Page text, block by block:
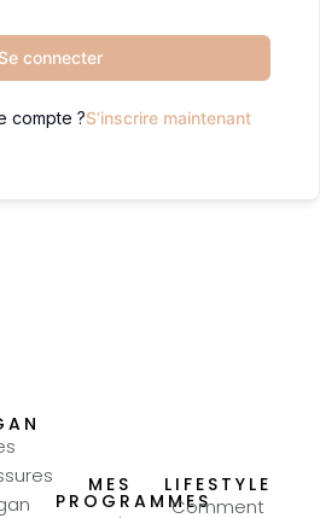
Se connecter
compte ?S’inscrire maintenant
MES
PROGRAMMES
LIFESTYLE
Comment